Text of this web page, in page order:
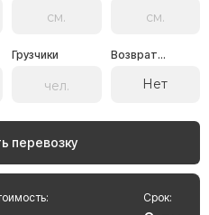
Грузчики Возврат...
Нет
перевозку
Срок: